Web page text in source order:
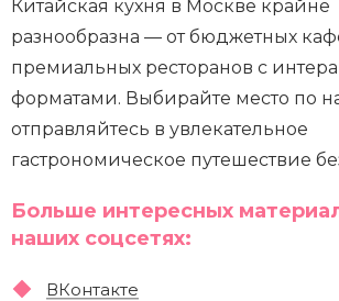
Китайская кухня в Москве крайне
разнообразна — от бюджетных
премиальных ресторанов с
форматами. Выбирайте место по
отправляйтесь в увлекательное
гастрономическое путешествие
Больше интересных
наших соцсетях:
ВКонтакте